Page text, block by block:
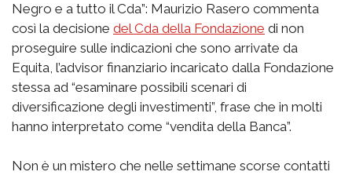
Negro e a tutto il Cda”: Maurizio Rasero commenta
così la decisione del Cda della Fondazione di non
proseguire sulle indicazioni che sono arrivate da
Equita, l’advisor finanziario incaricato dalla Fondazione
stessa ad “esaminare possibili scenari di
diversificazione degli investimenti”, frase che in molti
hanno interpretato come “vendita della Banca”.
Non è un mistero che nelle settimane scorse contatti